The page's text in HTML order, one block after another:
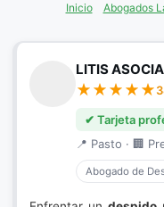
Inicio Abogados
LITIS
✔ Tarjeta
📍 Pasto · 🏢
Abogado de